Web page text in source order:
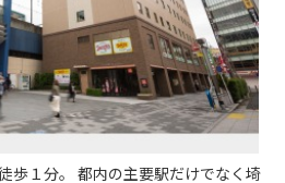
歩１分。 都内の主要駅だけでなく埼